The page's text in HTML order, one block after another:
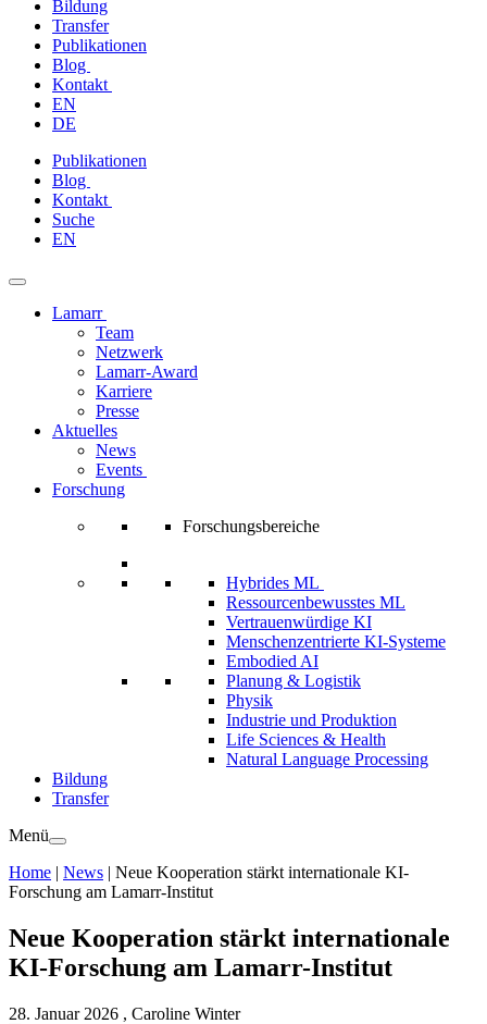
Bildung
Transfer
Publikationen
Blog
Kontakt
EN
DE
Zum
Inhalt
springen
Publikationen
Blog
Kontakt
Suche
EN
Lamarr
Team
Netzwerk
Lamarr-Award
Karriere
Presse
Aktuelles
News
Events
Forschung
Forschungsbereiche
Hybrides ML
Ressourcenbewusstes ML
Vertrauenwürdige KI
Menschenzentrierte KI-Systeme
Embodied AI
Planung & Logistik
Physik
Industrie und Produktion
Life Sciences & Health
Natural Language Processing
Bildung
Transfer
Menü
Home | News | Neue Kooperation stärkt internationale KI-
Forschung am Lamarr-Institut
Neue Kooperation stärkt internationale
KI-Forschung am Lamarr-Institut
28. Januar 2026 , Caroline Winter